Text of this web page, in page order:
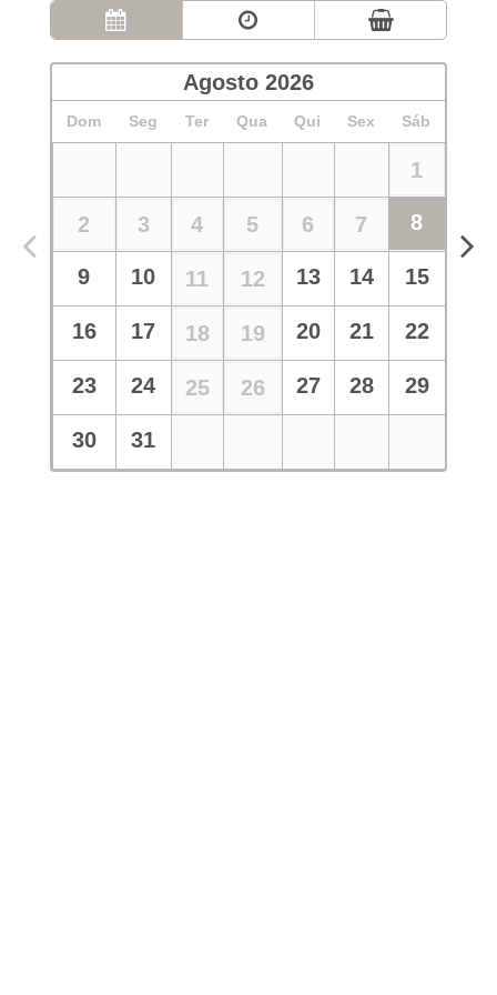
Agosto 2026
Dom Seg Ter Qua Qui Sex Sáb
1
2 3 4 5 6 7 8
9 10 11 12 13 14 15
16 17 18 19 20 21 22
23 24 25 26 27 28 29
30 31